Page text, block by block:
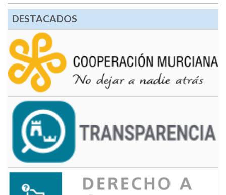
DESTACADOS